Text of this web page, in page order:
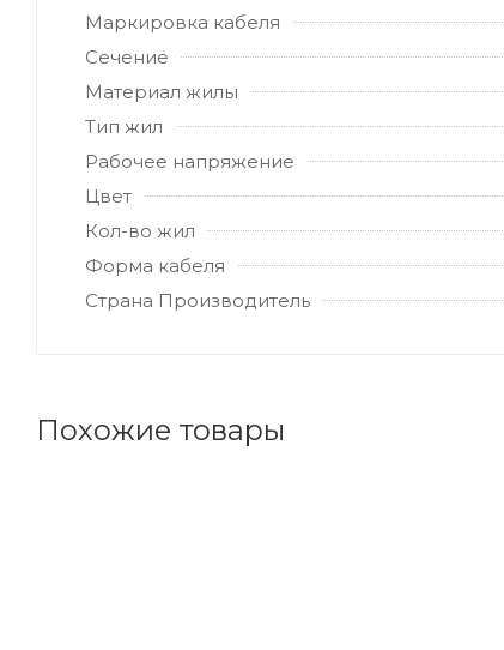
Маркировка кабеля
Сечение
Материал жилы
Тип жил
Рабочее напряжение
Цвет
Кол-во жил
Форма кабеля
Страна Производитель
Похожие товары